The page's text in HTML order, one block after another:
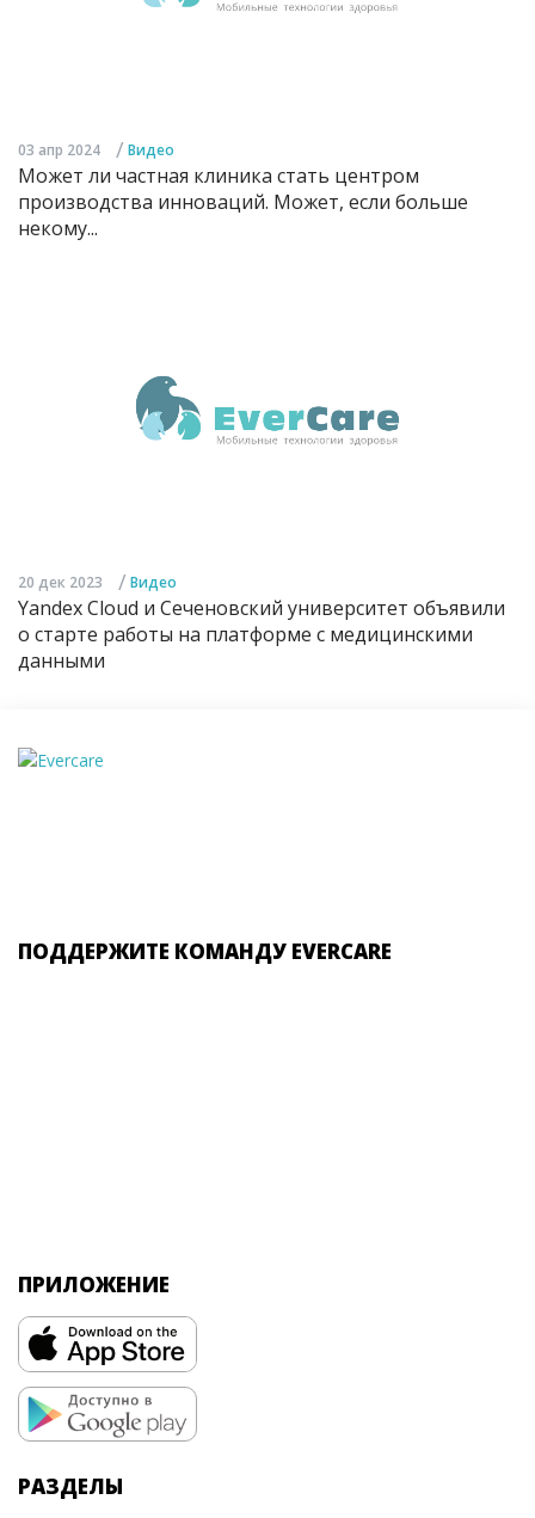
03 апр 2024 / Видео
Может ли частная клиника стать центром
производства инноваций. Может, если больше
некому...
20 дек 2023 / Видео
Yandex Cloud и Сеченовский университет объявили
о старте работы на платформе с медицинскими
данными
ПОДДЕРЖИТЕ КОМАНДУ EVERCARE
ПРИЛОЖЕНИЕ
РАЗДЕЛЫ